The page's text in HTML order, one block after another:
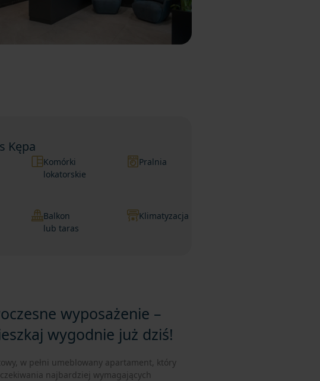
Kępa
Komórki
lokatorskie
Pralnia
Balkon
lub taras
Klimatyzacja
wyposażenie –
wygodnie już dziś!
w pełni umeblowany apartament, który
najbardziej wymagających